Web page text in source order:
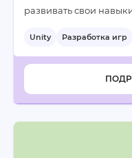
развивать свои
Unity Разработка игр